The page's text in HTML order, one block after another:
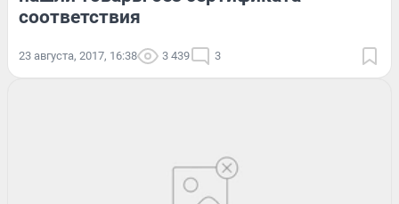
соответствия
23 августа, 2017, 16:38 3 439 3